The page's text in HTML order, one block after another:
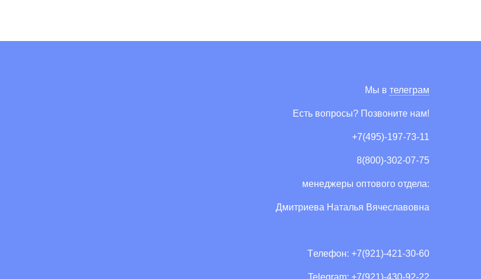
Мы в телеграм
Есть вопросы? Позвоните нам!
+7(495)-197-73-11
8(800)-302-07-75
менеджеры оптового отдела:
Дмитриева Наталья Вячеславовна
Tелефон: +7(921)-421-30-60
Telegram: +7(921)-430-92-22